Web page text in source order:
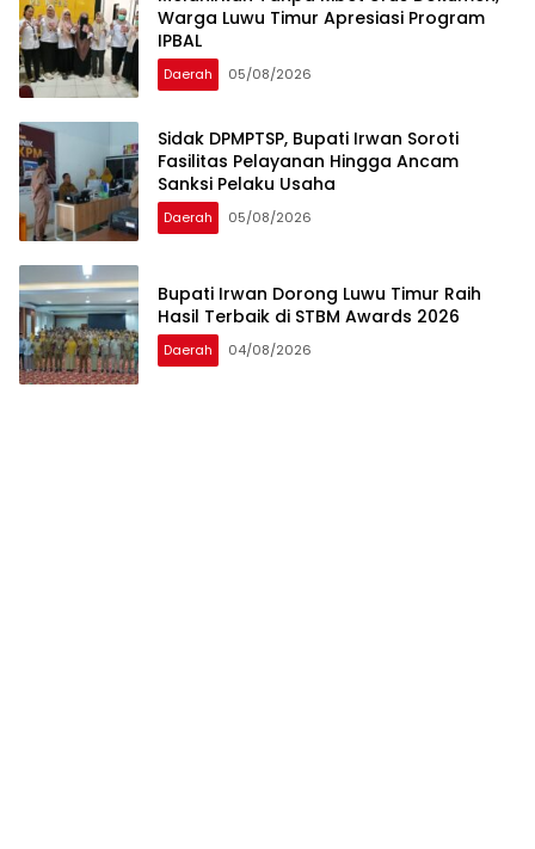
Warga Luwu Timur Apresiasi Program
IPBAL
Daerah 05/08/2026
Sidak DPMPTSP, Bupati Irwan Soroti
Fasilitas Pelayanan Hingga Ancam
Sanksi Pelaku Usaha
Daerah 05/08/2026
Bupati Irwan Dorong Luwu Timur Raih
Hasil Terbaik di STBM Awards 2026
Daerah 04/08/2026